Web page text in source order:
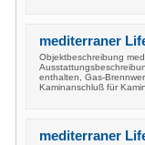
mediterraner
Objektbeschreibung
enthalten, Gas-
Kaminanschluß für
mediterraner